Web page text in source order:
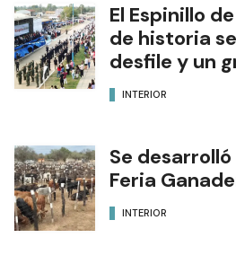
El Espinillo
de historia
desfile y un
INTERIOR
Se
Feria
INTERIOR